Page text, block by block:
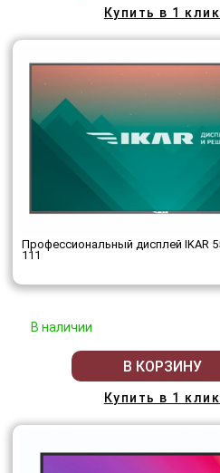
Купить в 1 клик
Профессиональный дисплей IKAR
111
В наличии
В КОРЗИНУ
Купить в 1 клик